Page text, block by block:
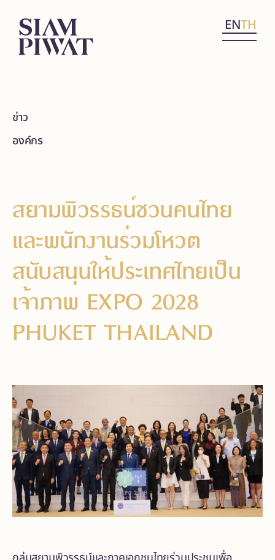
ENTH
ข่าว
องค์กร
สยามพิวรรธน์ชวนคนไทย
และพนักงานร่วมโหวต
สนับสนุนให้ประเทศไทยเป็น
เจ้าภาพ EXPO 2028
PHUKET THAILAND